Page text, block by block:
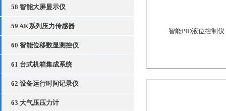
58 智能大屏显示仪
59 AK系列压力传感器
60 智能位移数显测控仪
61 台式机箱集成系统
62 设备运行时间记录仪
63 大气压压力计
智能PID液位控制仪